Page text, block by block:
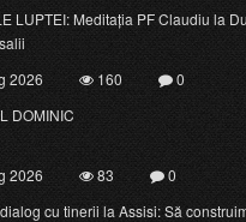
LUPTEI: Meditația PF Claudiu la
2026
160
0
DOMINIC
2026 83
0
cu tinerii la Assisi: Să